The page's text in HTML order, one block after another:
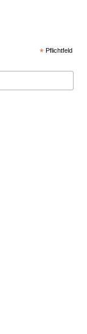
* Pflichtfeld